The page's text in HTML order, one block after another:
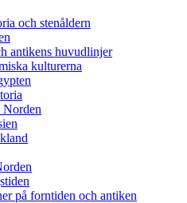
och stenåldern
antikens huvudlinjer
kulturerna
Norden
på forntiden och antiken